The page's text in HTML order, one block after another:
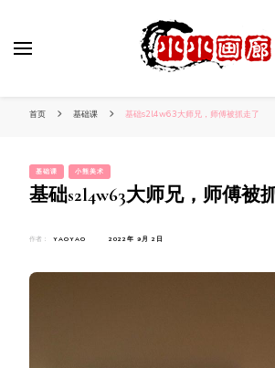
首页 基础课 基础s2l4w63大师兄，师傅被抓走了
基础课 小熊美术
基础s2l4w63大师兄，师傅被
作者： YAOYAO 2022年 9月 2日